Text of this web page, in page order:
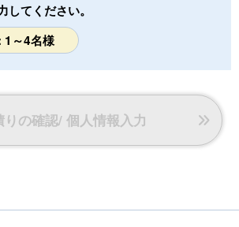
してください。
1～4名様
りの確認/ 個人情報入力